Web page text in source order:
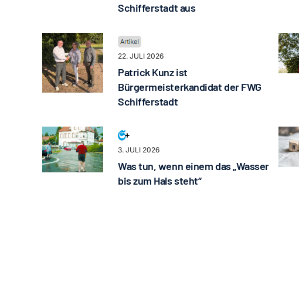
Schifferstadt aus
22. JULI 2026
Patrick Kunz ist
Bürgermeisterkandidat der FWG
Schifferstadt
3. JULI 2026
Was tun, wenn einem das „Wasser
bis zum Hals steht“